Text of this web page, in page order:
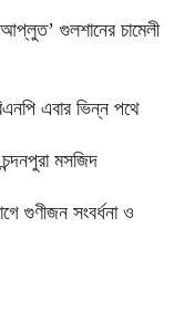
গুলশানের চামেলী
এবার ভিন্ন পথে
মসজিদ
গুণীজন সংবর্ধনা ও